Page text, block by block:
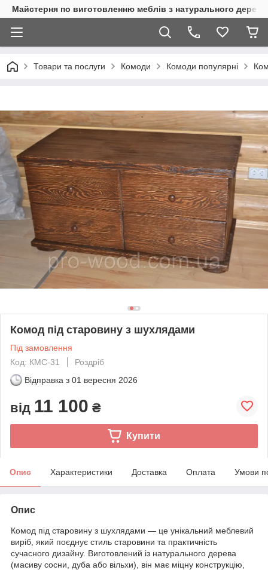
Майстерня по виготовленню меблів з натурального
Товари та послуги Комоди Комоди популярні
Комод під старовину з шухлядами
Під замовлення
Код: КМС-31
Роздріб
Відправка з 01 вересня 2026
від 11 100 ₴
Купити
Опис Характеристики Доставка Оплата Умови
Опис
Комод під старовину з шухлядами — це унікальний меблевий
виріб, який поєднує стиль старовини та практичність
сучасного дизайну. Виготовлений із натурального дерева
(масиву сосни, дуба або вільхи), він має міцну конструкцію,